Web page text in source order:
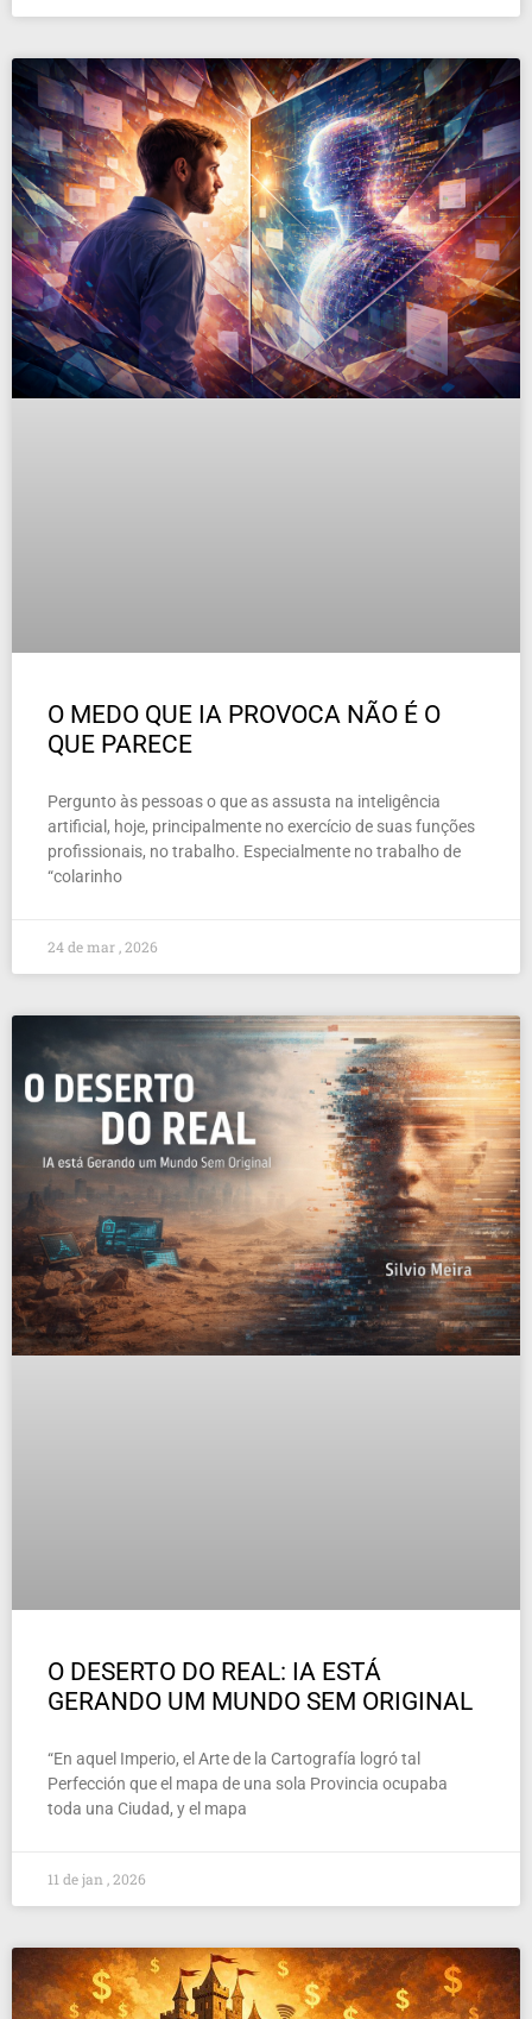
O MEDO QUE IA PROVOCA NÃO É O
QUE PARECE
Pergunto às pessoas o que as assusta na inteligência
artificial, hoje, principalmente no exercício de suas funções
profissionais, no trabalho. Especialmente no trabalho de
“colarinho
24 de mar , 2026
O DESERTO DO REAL: IA ESTÁ
GERANDO UM MUNDO SEM ORIGINAL
“En aquel Imperio, el Arte de la Cartografía logró tal
Perfección que el mapa de una sola Provincia ocupaba
toda una Ciudad, y el mapa
11 de jan , 2026